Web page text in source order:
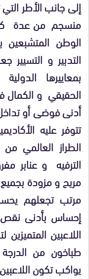
إلى جانب الأطر
منسجم من عدة
الوطن
التدبير و
بمعاييرها
الحقيقي و الكمال
أدنى فوضى أو
تتوفر عليه
الطراز العالمي
الترفيه و عنابر
مريح و مزودة
مرتب تجعلهم
إحساس بأدنى
اللاعبين
طباخون من الدرجة
يواكب تكون